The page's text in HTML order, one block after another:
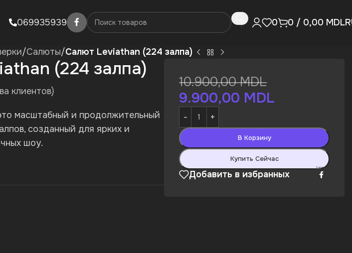
069935939 0 0 / 0,00 MDL
/Салюты/Салют Leviathan (224 залпа)
(224 залпа)
клиентов)
масштабный и продолжительный
созданный для ярких и
шоу.
10.900,00MDL
9.900,00 MDL
В Корзину
Купить Сейчас
Добавить в избранных
Поделиться: